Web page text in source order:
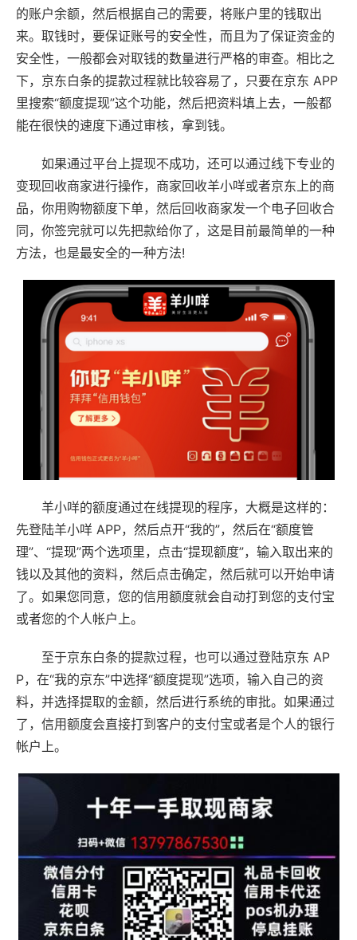
的账户余额，然后根据自己的需要，将账户里的钱取出
来。取钱时，要保证账号的安全性，而且为了保证资金的
安全性，一般都会对取钱的数量进行严格的审查。相比之
下，京东白条的提款过程就比较容易了，只要在京东 APP
里搜索“额度提现”这个功能，然后把资料填上去，一般都
能在很快的速度下通过审核，拿到钱。
如果通过平台上提现不成功，还可以通过线下专业的
变现回收商家进行操作，商家回收羊小咩或者京东上的商
品，你用购物额度下单，然后回收商家发一个电子回收合
同，你签完就可以先把款给你了，这是目前最简单的一种
方法，也是最安全的一种方法!
羊小咩的额度通过在线提现的程序，大概是这样的：
先登陆羊小咩 APP，然后点开“我的”，然后在“额度管
理”、“提现”两个选项里，点击“提现额度”，输入取出来的
钱以及其他的资料，然后点击确定，然后就可以开始申请
了。如果您同意，您的信用额度就会自动打到您的支付宝
或者您的个人帐户上。
至于京东白条的提款过程，也可以通过登陆京东 AP
P，在“我的京东”中选择“额度提现”选项，输入自己的资
料，并选择提取的金额，然后进行系统的审批。如果通过
了，信用额度会直接打到客户的支付宝或者是个人的银行
帐户上。